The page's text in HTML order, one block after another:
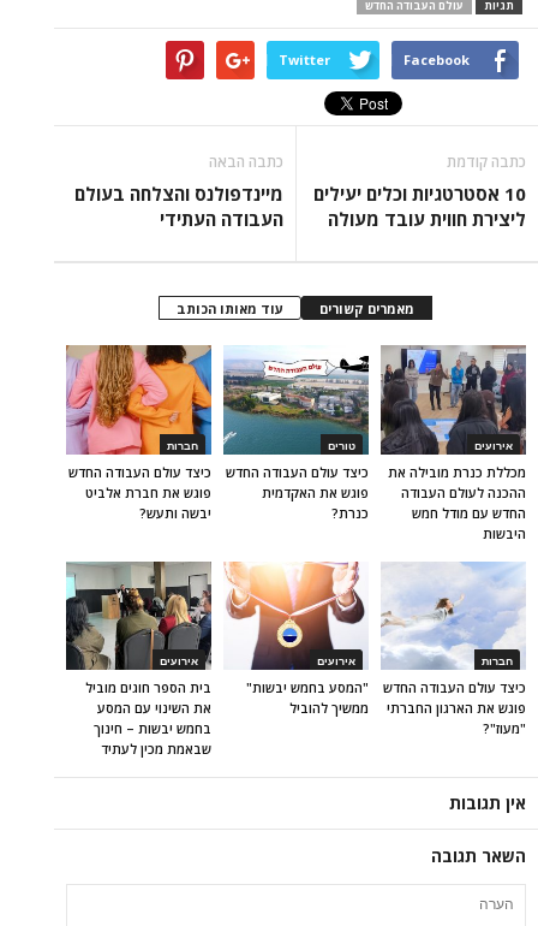
תגיות עולם העבודה החדש
Facebook
Twitter
כתבה קודמת
10 אסטרטגיות וכלים יעילים
ליצירת חווית עובד מעולה
כתבה הבאה
מיינדפולנס והצלחה בעולם
העבודה העתידי
מאמרים קשורים עוד מאותו הכותב
חברות
כיצד עולם העבודה החדש
פוגש את חברת אלביט
יבשה ותעש?
טורים
כיצד עולם העבודה החדש
פוגש את האקדמית
כנרת?
אירועים
מכללת כנרת מובילה את
ההכנה לעולם העבודה
החדש עם מודל חמש
היבשות
אירועים
בית הספר חוגים מוביל
את השינוי עם המסע
בחמש יבשות – חינוך
שבאמת מכין לעתיד
אירועים
"המסע בחמש יבשות"
ממשיך להוביל
חברות
כיצד עולם העבודה החדש
פוגש את הארגון החברתי
"מעוז"?
אין תגובות
השאר תגובה